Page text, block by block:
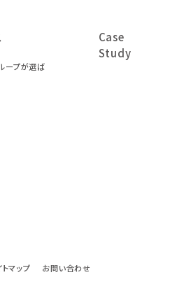
ープが選ば
Case
Study
マップ お問い合わせ